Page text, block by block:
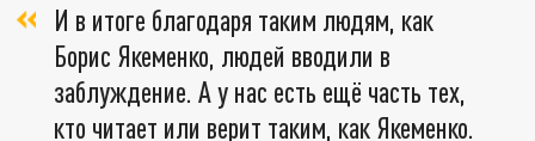
И в итоге благодаря таким людям, как
Борис Якеменко, людей вводили в
заблуждение. А у нас есть ещё часть тех,
кто читает или верит таким, как Якеменко.